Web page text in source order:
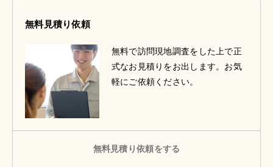
無料見積り依頼
無料で訪問現地調査をした上で正
式なお見積りをお出します。お気
軽にご依頼ください。
無料見積り依頼をする